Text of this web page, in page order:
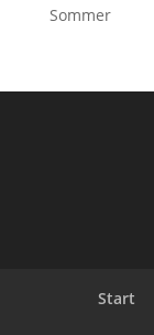
Sommer
Start